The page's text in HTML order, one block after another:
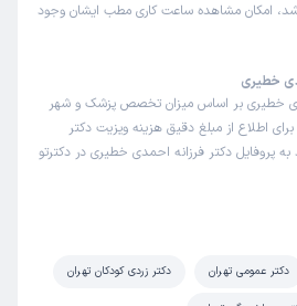
امکان مشاهده ساعت کاری مطب ایشان وجود
خطیری
خطیری بر اساس میزان تخصص پزشک و شهر
اطلاع از مبلغ دقیق هزینه ویزیت دکتر
پروفایل دکتر فرزانه احمدی خطیری در دکترتو
دکتر عمومی تهران دکتر زردی کودکان تهران